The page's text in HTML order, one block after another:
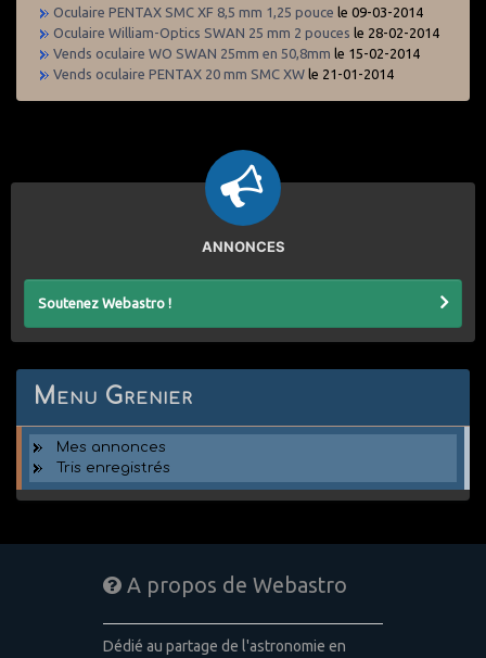
Oculaire PENTAX SMC XF 8,5 mm 1,25 pouce le 09-03-2014
Oculaire William-Optics SWAN 25 mm 2 pouces le 28-02-2014
Vends oculaire WO SWAN 25mm en 50,8mm le 15-02-2014
Vends oculaire PENTAX 20 mm SMC XW le 21-01-2014
ANNONCES
Soutenez Webastro !
Menu Grenier
Mes annonces
Tris enregistrés
A propos de Webastro
Dédié au partage de l'astronomie en